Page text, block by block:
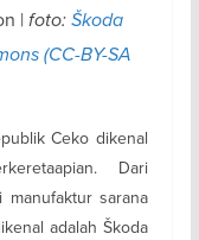
|foto:Škoda
(CC-BY-SA
Ceko dikenal
Dari
sarana
adalah Škoda